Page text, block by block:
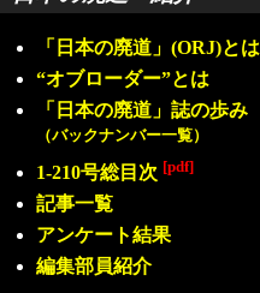
「日本の廃道」(ORJ)とは
“オブローダー”とは
「日本の廃道」誌の歩み
（バックナンバー一覧）
1-210号総目次 [pdf]
記事一覧
アンケート結果
編集部員紹介